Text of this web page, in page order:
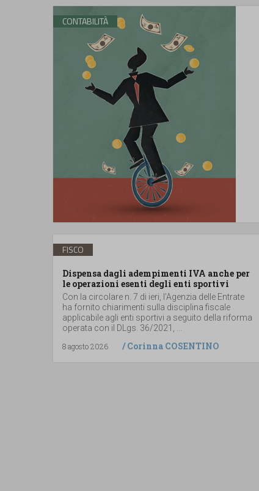
CONTABILITÀ
FISCO
Dispensa dagli adempimenti IVA anche per
le operazioni esenti degli enti sportivi
Con la circolare n. 7 di ieri, l’Agenzia delle Entrate
ha fornito chiarimenti sulla disciplina fiscale
applicabile agli enti sportivi a seguito della riforma
operata con il DLgs. 36/2021, ...
8 agosto 2026
/Corinna COSENTINO